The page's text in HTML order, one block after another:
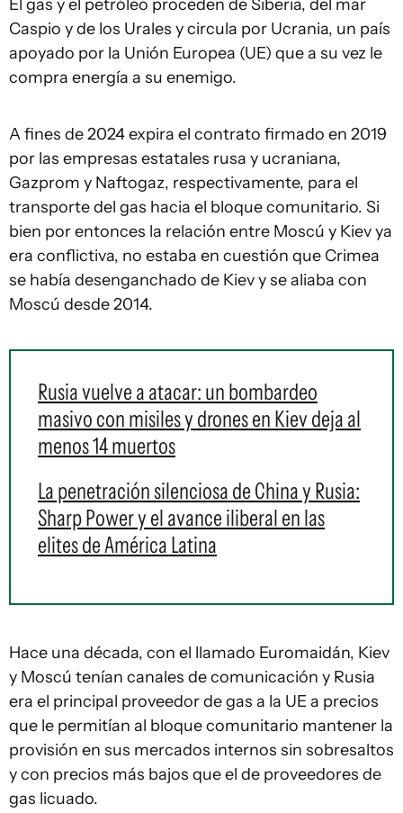
El gas y el petróleo proceden de Siberia, del mar
Caspio y de los Urales y circula por Ucrania, un país
apoyado por la Unión Europea (UE) que a su vez le
compra energía a su enemigo.
A fines de 2024 expira el contrato firmado en 2019
por las empresas estatales rusa y ucraniana,
Gazprom y Naftogaz, respectivamente, para el
transporte del gas hacia el bloque comunitario. Si
bien por entonces la relación entre Moscú y Kiev ya
era conflictiva, no estaba en cuestión que Crimea
se había desenganchado de Kiev y se aliaba con
Moscú desde 2014.
Rusia vuelve a atacar: un bombardeo
masivo con misiles y drones en Kiev deja al
menos 14 muertos
La penetración silenciosa de China y Rusia:
Sharp Power y el avance iliberal en las
elites de América Latina
Hace una década, con el llamado Euromaidán, Kiev
y Moscú tenían canales de comunicación y Rusia
era el principal proveedor de gas a la UE a precios
que le permitían al bloque comunitario mantener la
provisión en sus mercados internos sin sobresaltos
y con precios más bajos que el de proveedores de
gas licuado.